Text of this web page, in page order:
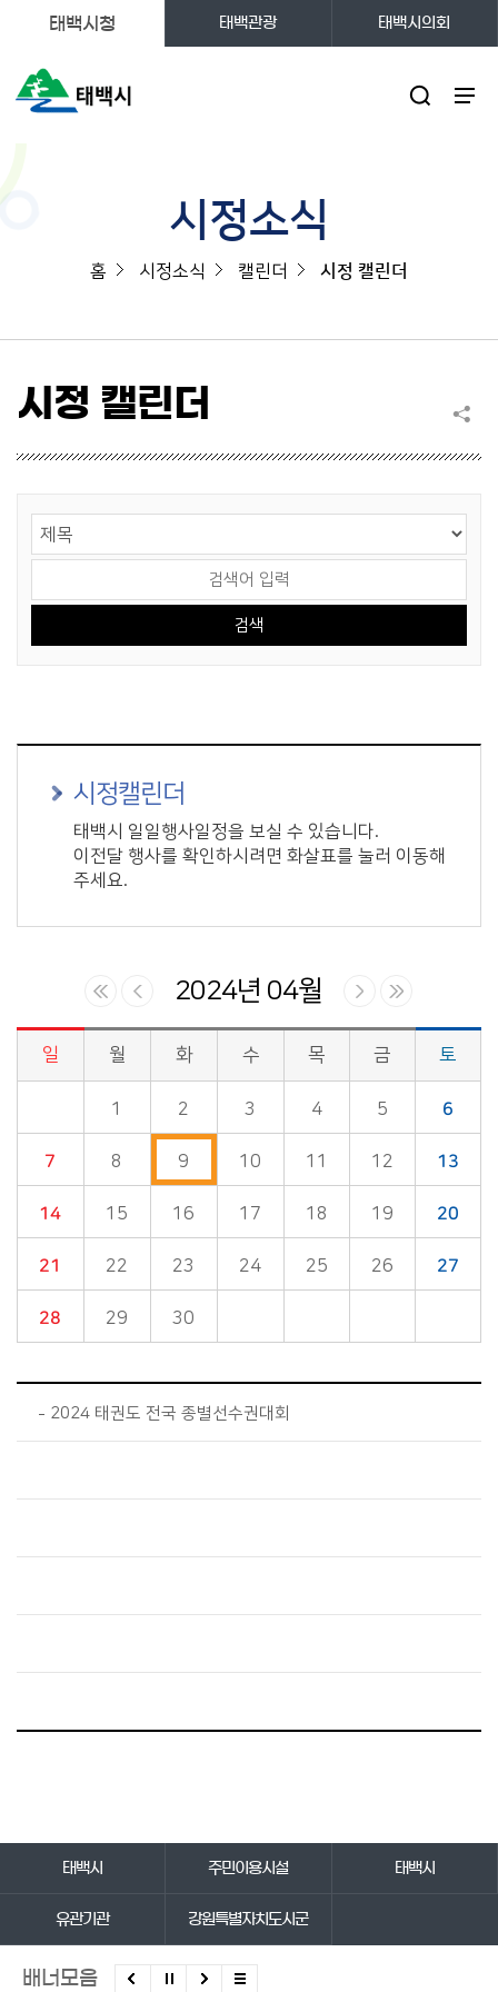
태백시청 태백관광 태백시의회
시정소식
홈 시정소식 캘린더 시정 캘린더
시정 캘린더
시정캘린더
태백시 일일행사일정을 보실 수 있습니다.
이전달 행사를 확인하시려면 화살표를 눌러 이동해
주세요.
2024년 04월
시정소식>시정 캘린더 게시판의 (2024년 04월) 달력형태로 일정명, 일정내용을 제공합니다.
일 월 화 수 목 금 토
1 2 3 4 5 6
7 8 9 10 11 12 13
14 15 16 17 18 19 20
21 22 23 24 25 26 27
28 29 30
2024 태권도 전국 종별선수권대회
태백시 주민이용시설 태백시
유관기관 강원특별자치도시군
배너모음